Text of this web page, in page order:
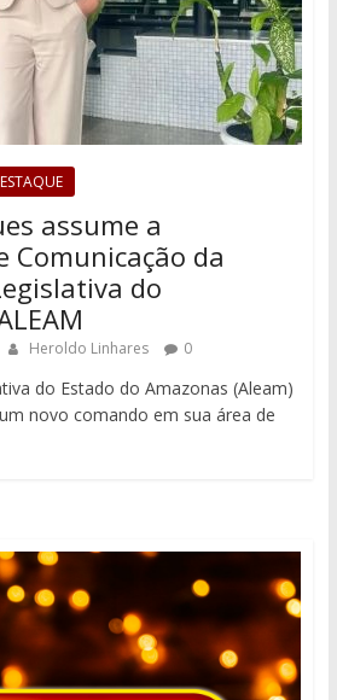
assume a
Comunicação da
do
Heroldo Linhares 0
do Estado do Amazonas (Aleam)
novo comando em sua área de